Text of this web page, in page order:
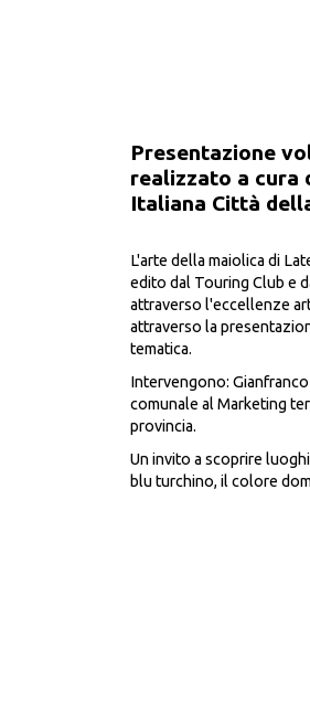
Presentazione
realizzato a cura
Italiana Città
L'arte della maiolica di
edito dal Touring Club e
attraverso l'eccellenze
attraverso la
tematica.
Intervengono:
comunale al Marketing
provincia.
Un invito a scoprire
blu turchino, il colore